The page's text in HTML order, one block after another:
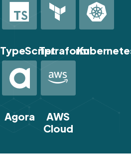
TypeScriptTerraform
Agora
AWS
Cloud